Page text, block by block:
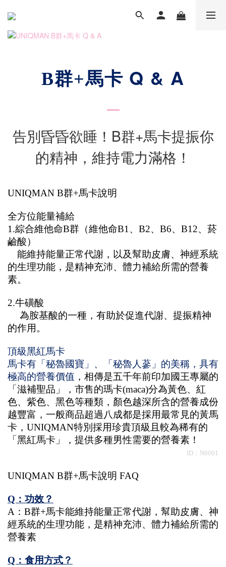
B群+馬卡 Q & A
告別昏昏欲睡！B群+馬卡提振你
的精神，維持電力滿格！
UNIQMAN B群+馬卡說明
全方位能量補給
1.綜合維他命B群（維他命B1、B2、B6、B12、菸
鹼酸）
能維持能量正常代謝，以及幫助皮膚、神經系統
的生理功能，是精神充沛、體力補給所需的營養
素。
2.牛磺酸
為胺基酸的一種，有助於促進代謝、提振精神
的作用。
頂級黑紅馬卡
馬卡有「秘魯國寶」、「秘魯人蔘」的美稱，具有
極高的營養價值 ，相傳是五千年前印加國王專屬的
「滋補聖品」，市售的瑪卡(maca)分為黃色、紅
色、紫色、黑色等種類，顏色越深所含的營養成份
越豐富，一般商品超過八成都是採用最常見的黃馬
卡，UNIQMAN特別採用珍貴頂級且較為稀有的
「黑紅馬卡」，提供多種男性需要的營養素！
ID：N0001
UNIQMAN B群+馬卡說明 FAQ
Q：功效？
A：B群+馬卡能維持能量正常代謝，幫助皮膚、神
經系統的生理功能，是精神充沛、體力補給所需的
營養素
Q：食用方式？